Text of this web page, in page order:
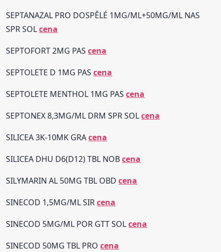
SEPTANAZAL PRO DOSPĚLÉ 1MG/ML+50MG/ML NAS
SPR SOLcena
SEPTOFORT 2MG PAScena
SEPTOLETE D 1MG PAScena
SEPTOLETE MENTHOL 1MG PAScena
SEPTONEX 8,3MG/ML DRM SPR SOLcena
SILICEA 3K-10MK GRAcena
SILICEA DHU D6(D12) TBL NOBcena
SILYMARIN AL 50MG TBL OBDcena
SINECOD 1,5MG/ML SIRcena
SINECOD 5MG/ML POR GTT SOLcena
SINECOD 50MG TBL PROcena